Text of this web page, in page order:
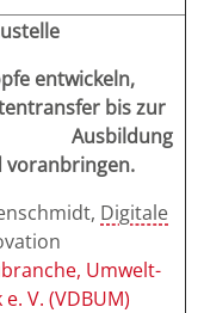
entwickeln,
bis zur
Ausbildung
voranbringen.
Digitale
Umwelt-
V. (VDBUM)